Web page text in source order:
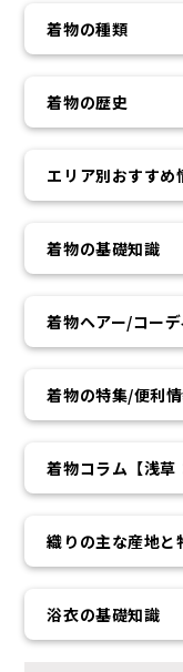
着物の種類
着物の歴史
エリア別おすすめ
着物の基礎知識
着物ヘアー/コー
着物の特集/便利
着物コラム【浅草
織りの主な産地と
浴衣の基礎知識